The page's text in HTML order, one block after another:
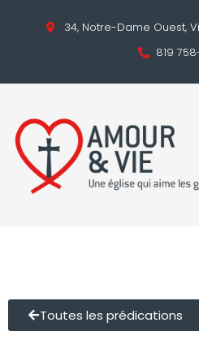
34, Notre-Dame Ouest,
819
Toutes les prédications